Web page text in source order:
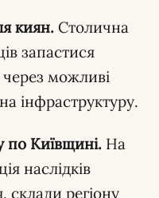
киян. Столична
запастися
можливі
інфраструктуру.
по Київщині. На
наслідків
склади регіону